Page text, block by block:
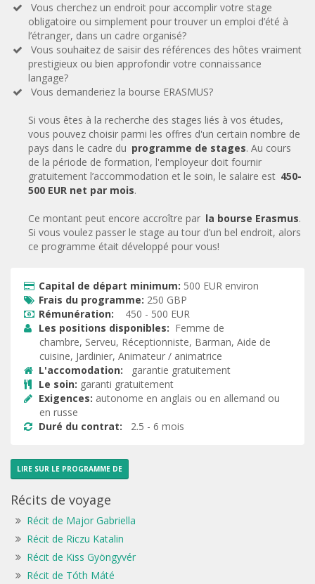

Vous cherchez un endroit pour accomplir votre stage
obligatoire ou simplement pour trouver un emploi d’été à
l’étranger, dans un cadre organisé?

Vous souhaitez de saisir des références des hôtes vraiment
prestigieux ou bien approfondir votre connaissance
langage?
 Vous demanderiez la bourse ERASMUS?
Si vous êtes à la recherche des stages liés à vos études,
vous pouvez choisir parmi les offres d'un certain nombre de
pays dans le cadre du programme de stages. Au cours
de la période de formation, l'employeur doit fournir
gratuitement l’accommodation et le soin, le salaire est 450-
500 EUR net par mois.
Ce montant peut encore accroître par la bourse Erasmus.
Si vous voulez passer le stage au tour d’un bel endroit, alors
ce programme était développé pour vous!
 Capital de départ minimum: 500 EUR environ
 Frais du programme: 250 GBP
 Rémunération: 450 - 500 EUR
 Les positions disponibles: Femme de
chambre, Serveu, Réceptionniste, Barman, Aide de
cuisine, Jardinier, Animateur / animatrice
 L'accomodation: garantie gratuitement
 Le soin: garanti gratuitement
 Exigences: autonome en anglais ou en allemand ou
en russe
 Duré du contrat: 2.5 - 6 mois
LIRE SUR LE PROGRAMME DE
Récits de voyage
Récit de Major Gabriella
Récit de Riczu Katalin
Récit de Kiss Gyöngyvér
Récit de Tóth Máté